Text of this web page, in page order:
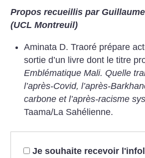
Propos recueillis par
(UCL Montreuil)
Aminata D. Traoré prépare
sortie d’un livre dont le titre
Emblématique Mali. Quelle
l’après-Covid, l’après-
carbone et l’après-racisme
Taama/La Sahélienne.
Je souhaite recevoir